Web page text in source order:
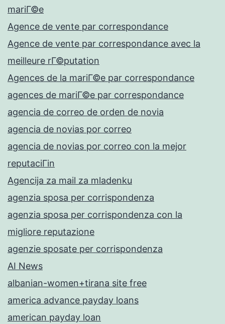
mariГ©e
Agence de vente par correspondance
Agence de vente par correspondance avec la
meilleure rГ©putation
Agences de la mariГ©e par correspondance
agences de mariГ©e par correspondance
agencia de correo de orden de novia
agencia de novias por correo
agencia de novias por correo con la mejor
reputaciГіn
Agencija za mail za mladenku
agenzia sposa per corrispondenza
agenzia sposa per corrispondenza con la
migliore reputazione
agenzie sposate per corrispondenza
AI News
albanian-women+tirana site free
america advance payday loans
american payday loan